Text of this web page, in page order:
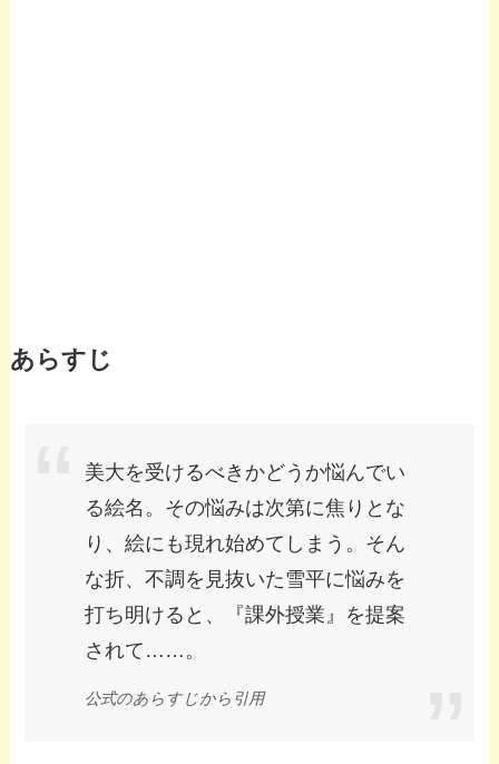
あらすじ
美大を受けるべきかどうか悩んでい
る絵名。その悩みは次第に焦りとな
り、絵にも現れ始めてしまう。そん
な折、不調を見抜いた雪平に悩みを
打ち明けると、『課外授業』を提案
されて……。
公式のあらすじから引用